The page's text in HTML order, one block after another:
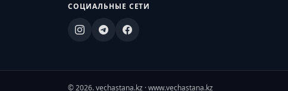
СОЦИАЛЬНЫЕ СЕТИ
© 2026. vechastana.kz · www.vechastana.kz